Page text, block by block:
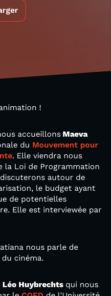
!
accueillons Maeva
du Mouvement pour
. Elle viendra nous
la Loi de Programmation
autour de
le budget ayant
de potentielles
Elle est interviewée par
nous parle de
cinéma.
Léo Huybrechts qui nous